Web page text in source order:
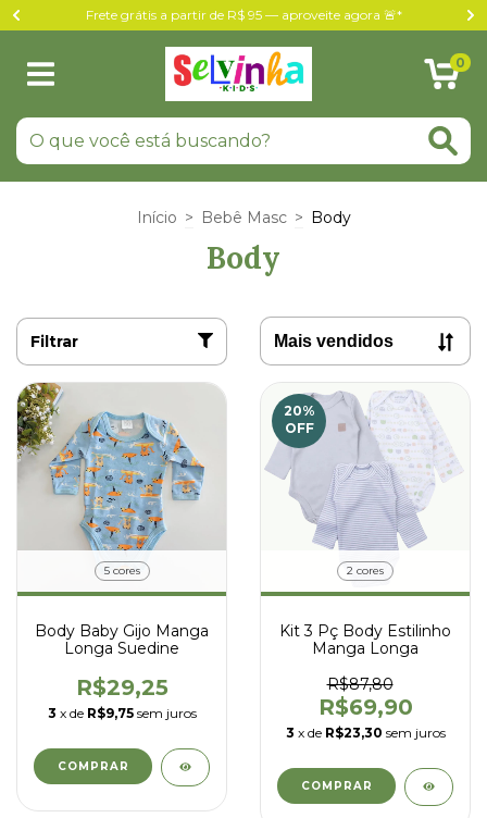
Frete grátis a partir de R$ 95 — aproveite agora 🚨*
0
Início > Bebê Masc > Body
Body
Filtrar
5 cores
Body Baby Gijo Manga
Longa Suedine
R$29,25
3 x de R$9,75 sem juros
COMPRAR
20%
OFF
2 cores
Kit 3 Pç Body Estilinho
Manga Longa
R$87,80
R$69,90
3 x de R$23,30 sem juros
COMPRAR